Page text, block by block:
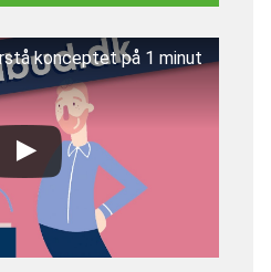
konceptet på 1 minut